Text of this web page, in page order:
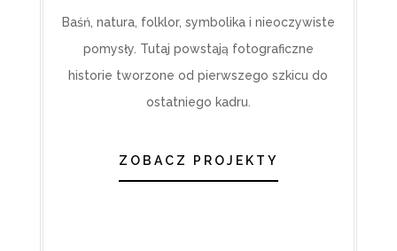
Baśń, natura, folklor, symbolika i nieoczywiste
pomysły. Tutaj powstają fotograficzne
historie tworzone od pierwszego szkicu do
ostatniego kadru.
ZOBACZ PROJEKTY